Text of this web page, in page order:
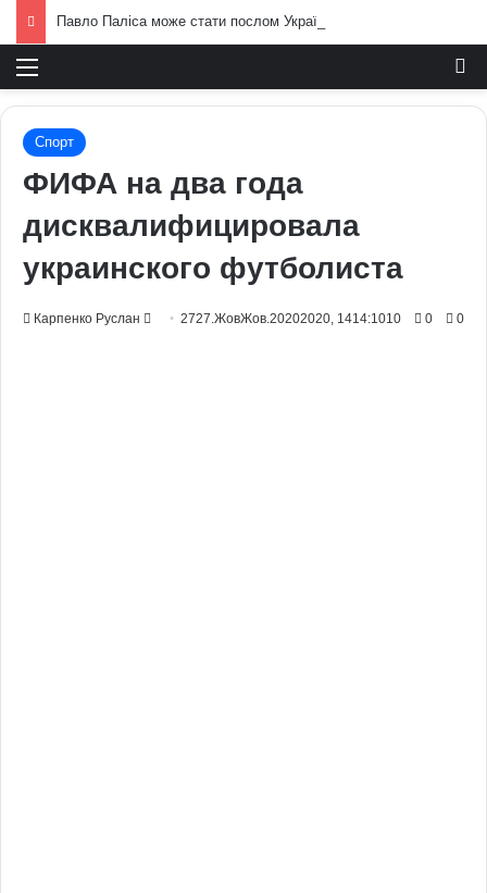
Меню
Спорт
ФИФА на два года
дисквалифицировала
украинского футболиста
Карпенко Руслан
Send2727.ЖовЖов.20202020, 1414:1010 0 0